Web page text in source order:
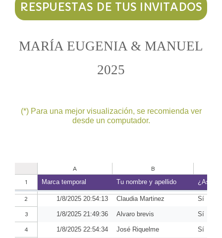
RESPUESTAS DE TUS INVITADOS
MARÍA EUGENIA & MANUEL
2025
(*) Para una mejor visualización, se recomienda ver
desde un computador.